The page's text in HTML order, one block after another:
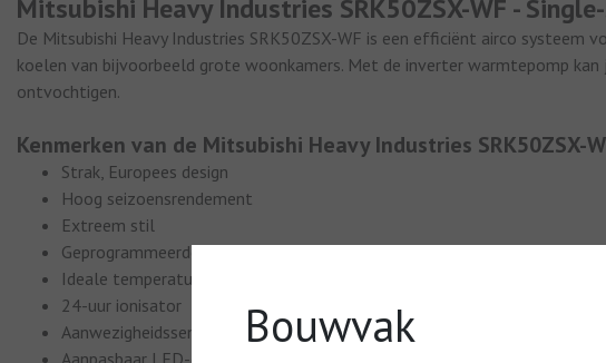
Mitsubishi Heavy Industries SRK50ZSX-WF -
De Mitsubishi Heavy Industries SRK50ZSX-WF is een efficiënt airco
koelen van bijvoorbeeld grote woonkamers. Met de inverter warmtepomp
ontvochtigen.
Kenmerken van de Mitsubishi Heavy Industries SRK50ZSX-
Strak, Europees design
Hoog seizoensrendement
Extreem stil
Geprogrammeerde bediening
Ideale temperatuur dankzij 3-D Auto functie
24-uur ionisator
Aanwezigheidssensor
Bouwvak